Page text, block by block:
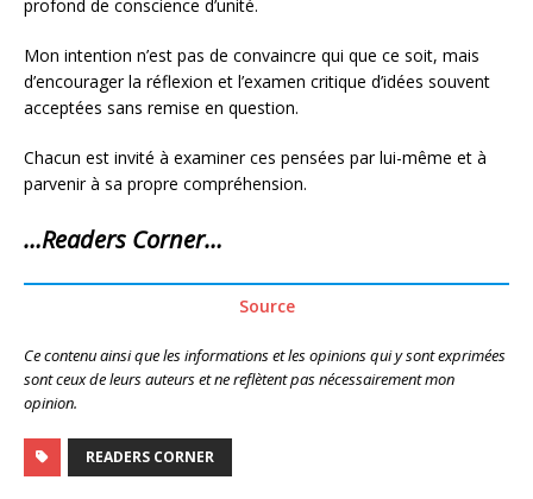
profond de conscience d’unité.
Mon intention n’est pas de convaincre qui que ce soit, mais
d’encourager la réflexion et l’examen critique d’idées souvent
acceptées sans remise en question.
Chacun est invité à examiner ces pensées par lui-même et à
parvenir à sa propre compréhension.
…Readers Corner…
Source
Ce contenu ainsi que les informations et les opinions qui y sont exprimées
sont ceux de leurs auteurs et ne reflètent pas nécessairement mon
opinion.
READERS CORNER